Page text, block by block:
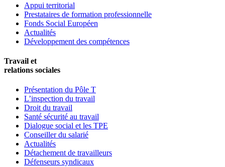
Appui territorial
Prestataires de formation professionnelle
Fonds Social Européen
Actualités
Développement des compétences
Travail et
relations sociales
Présentation du Pôle T
L’inspection du travail
Droit du travail
Santé sécurité au travail
Dialogue social et les TPE
Conseiller du salarié
Actualités
Détachement de travailleurs
Défenseurs syndicaux